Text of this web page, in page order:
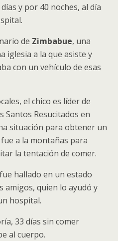
y por 40 noches, al día
de Zimbabue, una
iglesia a la que asiste y
con un vehículo de esas
el chico es líder de
Santos Resucitados en
situación para obtener un
a la montañas para
la tentación de comer.
hallado en un estado
amigos, quien lo ayudó y
hospital.
33 días sin comer
al cuerpo.